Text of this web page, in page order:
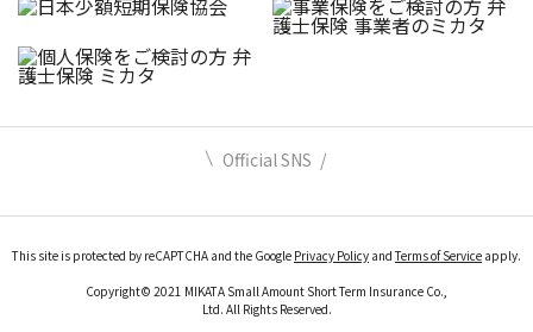
Official SNS
This site is protected by reCAPTCHA and the Google Privacy Policy andTerms of Service apply.
Copyright© 2021 MIKATA Small Amount Short Term Insurance Co.,
Ltd. All Rights Reserved.